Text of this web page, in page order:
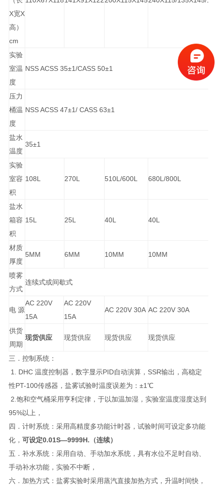
X宽X
高）
cm
实验
室温
度
NSS ACSS 35±1/CASS 50±1
压力
桶温
度
NSS ACSS 47±1/ CASS 63±1
盐水
温度
35±1
实验
室容
积
108L 270L 510L/600L 680L/800L
盐水
箱容
积
15L 25L 40L 40L
材质
厚度
5MM 6MM 10MM 10MM
喷雾
方式
连续式或间歇式
电 源
AC 220V
15A
AC 220V
15A
AC 220V 30A AC 220V 30A
供货
周期
现货供应 现货供应 现货供应 现货供应
三．控制系统：
1. DHC 温度控制器，数字显示PID自动演算，SSR输出，高稳定
性PT-100传感器，盐雾试验时温度误差为：±1℃
2.饱和空气桶采用亨利定律，于以加温加湿，实验室温度湿度达到
95%以上，
四．计时系统：采用高精度多功能计时器，试验时间可设定多功能
化， 可设定0.01S—9999H.（连续）
五．补水系统：采用自动、手动加水系统，具有水位不足时自动、
手动补水功能，实验不中断，
六．加热方式：盐雾实验时采用蒸汽直接加热方式，升温时间快，